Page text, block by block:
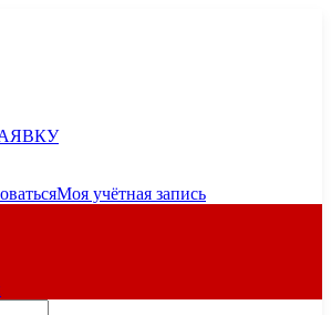
Моя учётная запись